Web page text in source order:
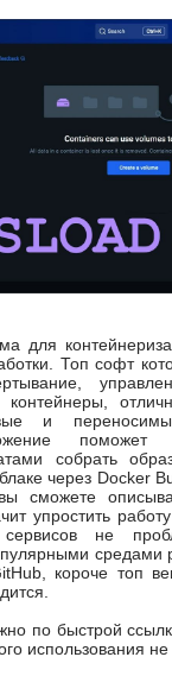
для
Топ софт
контейнеры,
и
собрать
через Docker
сможете
упростить
сервисов не
средами
короче топ
по быстрой
использования не